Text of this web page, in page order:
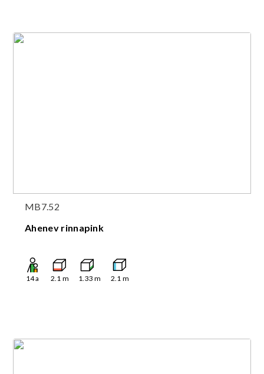
MB7.52
Ahenev rinnapink
14a 2.1 m 1.33 m 2.1 m